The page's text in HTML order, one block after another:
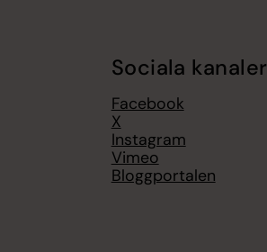
Sociala kanaler
Facebook
X
Instagram
Vimeo
Bloggportalen